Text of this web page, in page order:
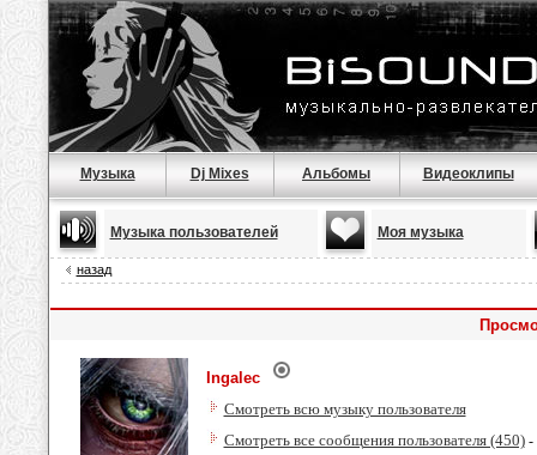
Музыка Dj Mixes Альбомы Видеоклипы
Музыка пользователей Моя музыка
назад
Ingalec
Смотреть всю музыку пользователя
Смотреть все сообщения пользователя (450)-